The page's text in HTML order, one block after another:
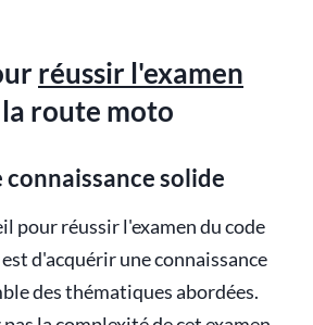
réussir l'examen
route moto
solide
pour réussir l'examen du code
d'acquérir une connaissance
des thématiques abordées.